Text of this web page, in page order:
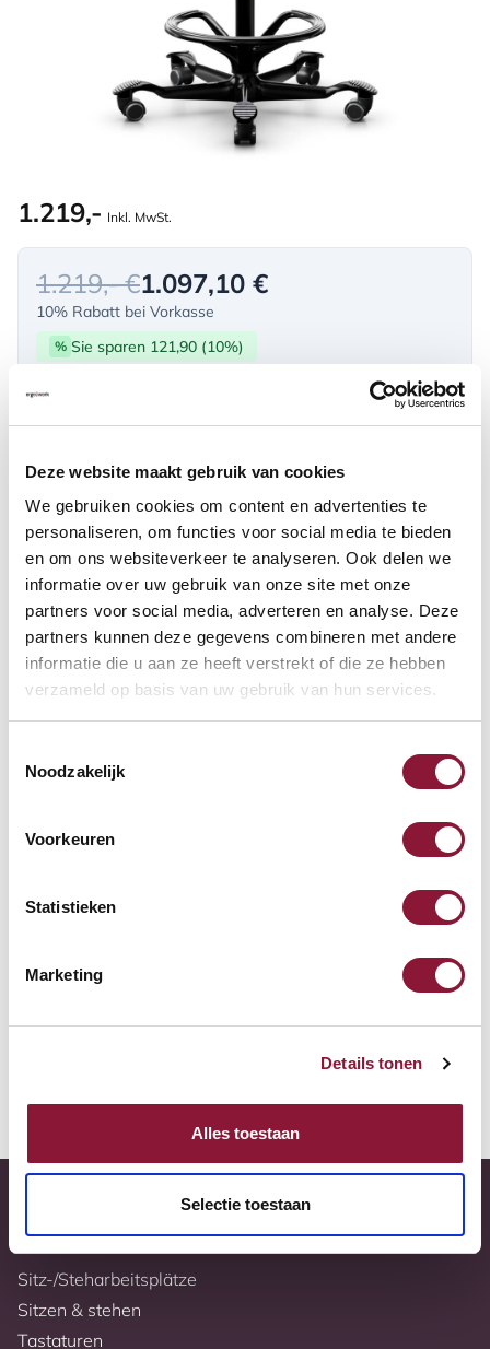
Deze website maakt gebruik van cookies
We gebruiken cookies om content en advertenties te
personaliseren, om functies voor social media te bieden
en om ons websiteverkeer te analyseren. Ook delen we
informatie over uw gebruik van onze site met onze
partners voor social media, adverteren en analyse. Deze
partners kunnen deze gegevens combineren met andere
informatie die u aan ze heeft verstrekt of die ze hebben
verzameld op basis van uw gebruik van hun services.
Noodzakelijk
Voorkeuren
Statistieken
Marketing
Details tonen
Alles toestaan
Selectie toestaan
1.219,- Inkl. MwSt.
1.219,- €1.097,10 €
10% Rabatt bei Vorkasse
% Sie sparen 121,90 (10%)
Verfügbar
Lieferzeit: 3-6 Wochen
Anzahl:
In den Warenkorb
Auf der Suche nach Stückzahlen? Machen Sie Ihren Arbeitsplatz
komplett und fordern Sie direkt ein individuelles Angebot an.
Zur Vergleichsliste hinzufügen
Tiefstpreisgarantie
10 Jahre Garantie
Sitz-/Steharbeitsplätze
Sitzen & stehen
Tastaturen